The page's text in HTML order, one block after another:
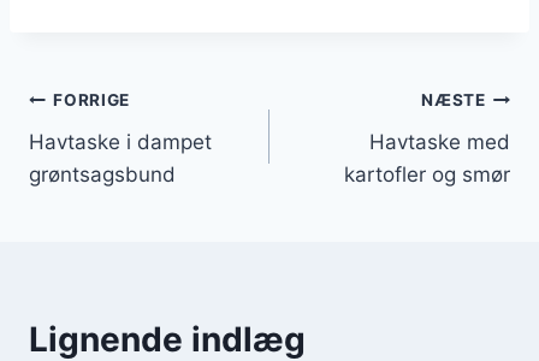
Indlægsnavigation
FORRIGE
Havtaske i dampet
grøntsagsbund
NÆSTE
Havtaske med
kartofler og smør
Lignende indlæg